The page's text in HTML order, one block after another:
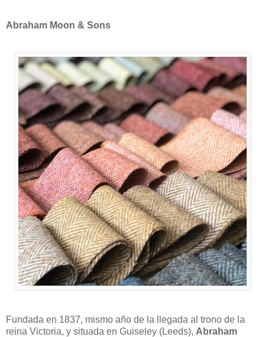
Abraham Moon & Sons
Fundada en 1837, mismo año de la llegada al trono de la
reina Victoria, y situada en Guiseley (Leeds), Abraham